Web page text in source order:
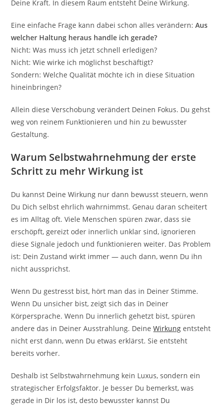
Deine Kraft. In diesem Raum entsteht Deine Wirkung.
Eine einfache Frage kann dabei schon alles verändern:Aus
welcher Haltung heraus handle ich gerade?
Nicht: Was muss ich jetzt schnell erledigen?
Nicht: Wie wirke ich möglichst beschäftigt?
Sondern: Welche Qualität möchte ich in diese Situation
hineinbringen?
Allein diese Verschobung verändert Deinen Fokus. Du gehst
weg von reinem Funktionieren und hin zu bewusster
Gestaltung.
Warum Selbstwahrnehmung der erste
Schritt zu mehr Wirkung ist
Du kannst Deine Wirkung nur dann bewusst steuern, wenn
Du Dich selbst ehrlich wahrnimmst. Genau daran scheitert
es im Alltag oft. Viele Menschen spüren zwar, dass sie
erschöpft, gereizt oder innerlich unklar sind, ignorieren
diese Signale jedoch und funktionieren weiter. Das Problem
ist: Dein Zustand wirkt immer — auch dann, wenn Du ihn
nicht aussprichst.
Wenn Du gestresst bist, hört man das in Deiner Stimme.
Wenn Du unsicher bist, zeigt sich das in Deiner
Körpersprache. Wenn Du innerlich gehetzt bist, spüren
andere das in Deiner Ausstrahlung. DeineWirkung entsteht
nicht erst dann, wenn Du etwas erklärst. Sie entsteht
bereits vorher.
Deshalb ist Selbstwahrnehmung kein Luxus, sondern ein
strategischer Erfolgsfaktor. Je besser Du bemerkst, was
gerade in Dir los ist, desto bewusster kannst Du